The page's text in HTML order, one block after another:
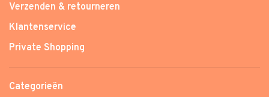
Verzenden & retourneren
Klantenservice
Private Shopping
Categorieën